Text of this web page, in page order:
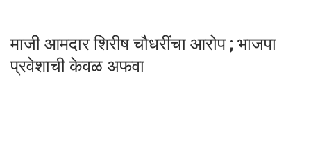
माजी आमदार शिरीष चौधरींचा आरोप ; भाजपा
प्रवेशाची केवळ अफवा